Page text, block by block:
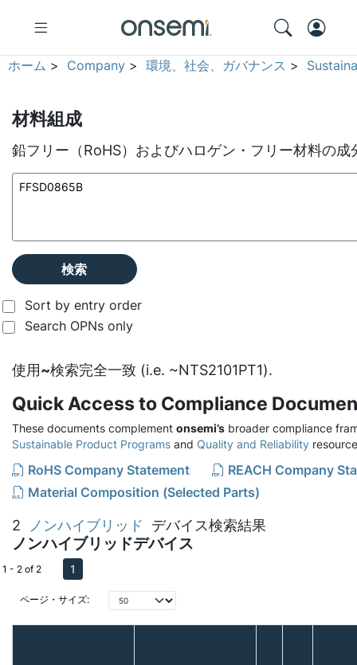
ホーム > Company >環境、社会、ガバナンス >
材料組成
鉛フリー（RoHS）およびハロゲン・フリー材料の成
検索
Sort by entry order
Search OPNs only
使用~検索完全一致 (i.e. ~NTS2101PT1).
Quick Access to Compliance
These documents complement onsemi’s broader compliance
Sustainable Product Programs and Quality and Reliability
RoHS Company Statement
REACH Company
Material Composition (Selected Parts)
2 ノンハイブリッド デバイス検索結果
ノンハイブリッドデバイス
ページ・サイズ:
1 - 2 of 2 1